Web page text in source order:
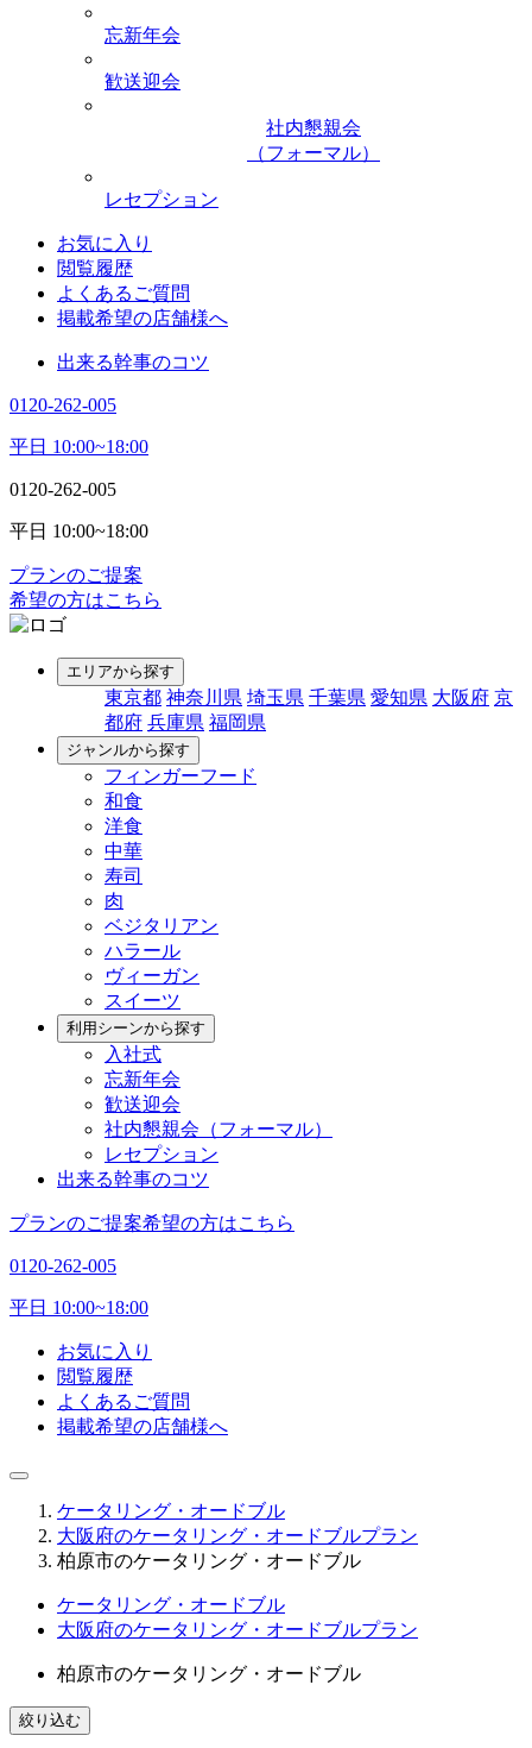
忘新年会
歓送迎会
社内懇親会
（フォーマル）
レセプション
お気に入り
閲覧履歴
よくあるご質問
掲載希望の店舗様へ
出来る幹事のコツ
0120-262-005
平日 10:00~18:00
0120-262-005
平日 10:00~18:00
プランのご提案
希望の方はこちら
エリアから探す
東京都 神奈川県 埼玉県 千葉県 愛知県 大阪府 京
都府 兵庫県 福岡県
ジャンルから探す
フィンガーフード
和食
洋食
中華
寿司
肉
ベジタリアン
ハラール
ヴィーガン
スイーツ
利用シーンから探す
入社式
忘新年会
歓送迎会
社内懇親会（フォーマル）
レセプション
出来る幹事のコツ
プランのご提案希望の方はこちら
0120-262-005
平日 10:00~18:00
お気に入り
閲覧履歴
よくあるご質問
掲載希望の店舗様へ
ケータリング・オードブル
大阪府のケータリング・オードブルプラン
柏原市のケータリング・オードブル
ケータリング・オードブル
大阪府のケータリング・オードブルプラン
柏原市のケータリング・オードブル
絞り込む